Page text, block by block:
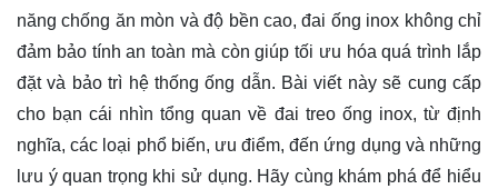
năng chống ăn mòn và độ bền cao, đai ống inox không chỉ
đảm bảo tính an toàn mà còn giúp tối ưu hóa quá trình lắp
đặt và bảo trì hệ thống ống dẫn. Bài viết này sẽ cung cấp
cho bạn cái nhìn tổng quan về đai treo ống inox, từ định
nghĩa, các loại phổ biến, ưu điểm, đến ứng dụng và những
lưu ý quan trọng khi sử dụng. Hãy cùng khám phá để hiểu